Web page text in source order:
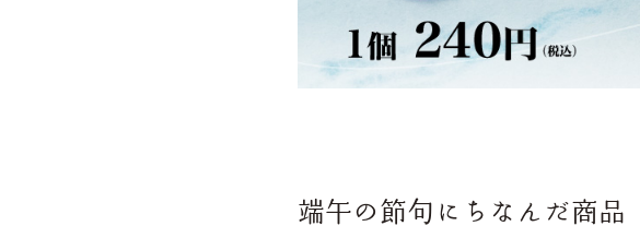
端午の節句にちなんだ商品